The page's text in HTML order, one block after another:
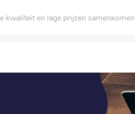
kwaliteit en lage prijzen samenkomen